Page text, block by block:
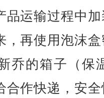
品运输过程中
，再使用泡沫
乔的箱子（保
合作快递，安